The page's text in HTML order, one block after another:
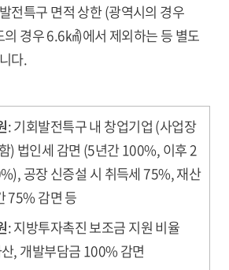
전특구 면적 상한 (광역시의 경우
경우 6.6㎢)에서 제외하는 등 별도
다.
: 기회발전특구 내 창업기업 (사업장
) 법인세 감면 (5년간 100%, 이후 2
공장 신증설 시 취득세 75%, 재산
75% 감면 등
: 지방투자촉진 보조금 지원 비율
, 개발부담금 100% 감면